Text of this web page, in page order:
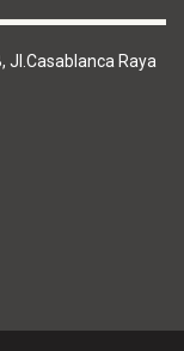
Jl.Casablanca Raya